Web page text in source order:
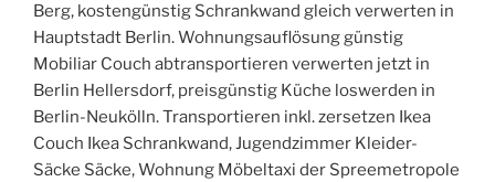
Berg, kostengünstig Schrankwand gleich verwerten in
Hauptstadt Berlin. Wohnungsauflösung günstig
Mobiliar Couch abtransportieren verwerten jetzt in
Berlin Hellersdorf, preisgünstig Küche loswerden in
Berlin-Neukölln. Transportieren inkl. zersetzen Ikea
Couch Ikea Schrankwand, Jugendzimmer Kleider-
Säcke Säcke, Wohnung Möbeltaxi der Spreemetropole